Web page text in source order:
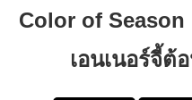
Color of Season
เอนเนอร์จี้ต้